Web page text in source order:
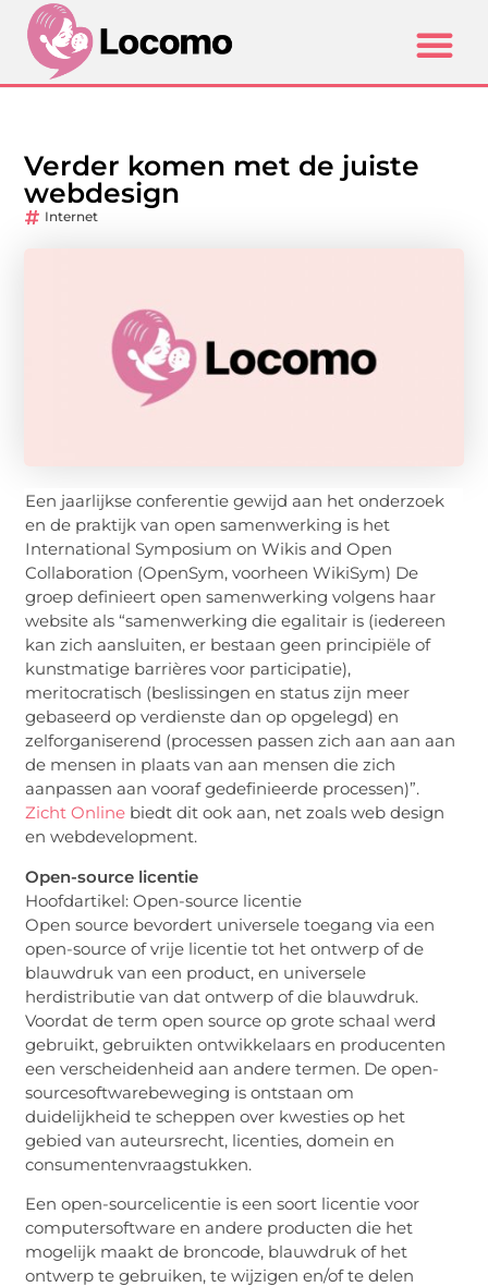
Verder komen met de juiste
webdesign
Internet
Een jaarlijkse conferentie gewijd aan het onderzoek
en de praktijk van open samenwerking is het
International Symposium on Wikis and Open
Collaboration (OpenSym, voorheen WikiSym) De
groep definieert open samenwerking volgens haar
website als “samenwerking die egalitair is (iedereen
kan zich aansluiten, er bestaan geen principiële of
kunstmatige barrières voor participatie),
meritocratisch (beslissingen en status zijn meer
gebaseerd op verdienste dan op opgelegd) en
zelforganiserend (processen passen zich aan aan aan
de mensen in plaats van aan mensen die zich
aanpassen aan vooraf gedefinieerde processen)”.
Zicht Online biedt dit ook aan, net zoals web design
en webdevelopment.
Open-source licentie
Hoofdartikel: Open-source licentie
Open source bevordert universele toegang via een
open-source of vrije licentie tot het ontwerp of de
blauwdruk van een product, en universele
herdistributie van dat ontwerp of die blauwdruk.
Voordat de term open source op grote schaal werd
gebruikt, gebruikten ontwikkelaars en producenten
een verscheidenheid aan andere termen. De open-
sourcesoftwarebeweging is ontstaan om
duidelijkheid te scheppen over kwesties op het
gebied van auteursrecht, licenties, domein en
consumentenvraagstukken.
Een open-sourcelicentie is een soort licentie voor
computersoftware en andere producten die het
mogelijk maakt de broncode, blauwdruk of het
ontwerp te gebruiken, te wijzigen en/of te delen